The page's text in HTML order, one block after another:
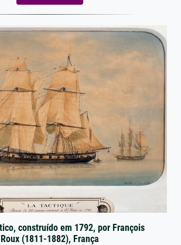
construído em 1792, por François
Roux (1811-1882), França